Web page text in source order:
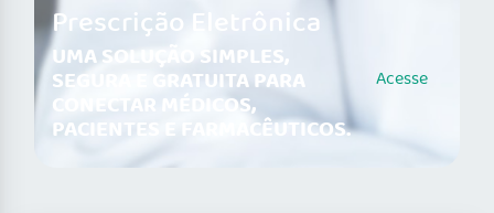
Prescrição Eletrônica
UMA SOLUÇÃO SIMPLES,
SEGURA E GRATUITA PARA
CONECTAR MÉDICOS,
PACIENTES E FARMACÊUTICOS.
Acesse